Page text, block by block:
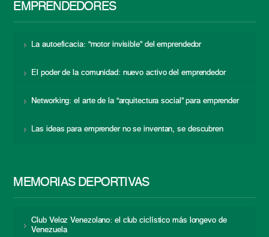
EMPRENDEDORES
La autoeficacia: “motor invisible” del emprendedor
El poder de la comunidad: nuevo activo del emprendedor
Networking: el arte de la “arquitectura social” para emprender
Las ideas para emprender no se inventan, se descubren
MEMORIAS DEPORTIVAS
Club Veloz Venezolano: el club ciclístico más longevo de
Venezuela